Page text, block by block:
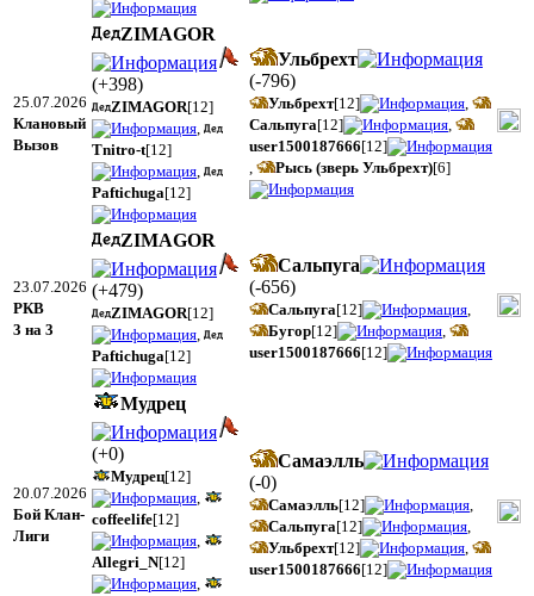
25.07.2026
Клановый
Вызов
ZIMAGOR
(+398)
ZIMAGOR[12]
Tnitro-t[12]
Paftichuga[12]
Ульбрехт
(-796)
Ульбрехт[12]
Сальпуга[12]
user1500187666[12]
Рысь (зверь Ульбрехт)[6]
23.07.2026
РКВ
3 на 3
ZIMAGOR
(+479)
ZIMAGOR[12]
Paftichuga[12]
Сальпуга
(-656)
Сальпуга[12]
Бугор[12]
user1500187666[12]
20.07.2026
Бой Клан-
Лиги
Мудрец
(+0)
Мудрец[12]
coffeelife[12]
Allegri_N[12]
Самаэлль
(-0)
Самаэлль[12]
Сальпуга[12]
Ульбрехт[12]
user1500187666[12]